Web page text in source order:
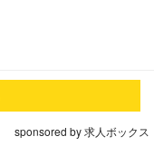
sponsored by 求人ボックス